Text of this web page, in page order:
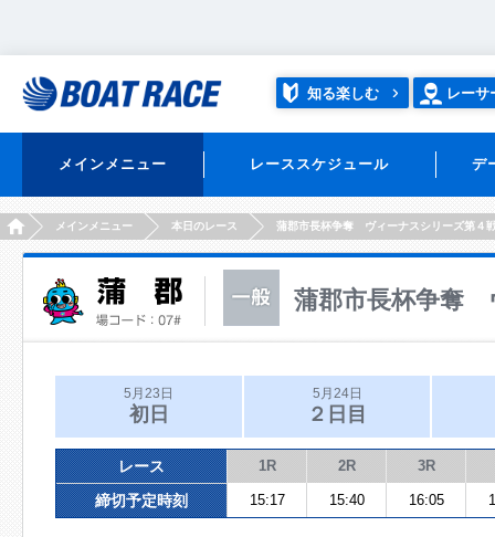
知る楽しむ レーサ
メインメニュー レーススケジュール デ
HOMEメインメニュー 本日のレース 蒲郡市長杯争奪 ヴィーナスシリーズ第４
蒲郡市長杯争奪
5月23日
初日
5月24日
２日目
レース 1R 2R 3R
締切予定時刻 15:17 15:40 16:05